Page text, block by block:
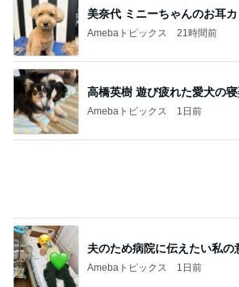
身近に感じる戦争と徴兵制度
10kg増で夫に大爆笑された私
Amebaトピックス 1日前